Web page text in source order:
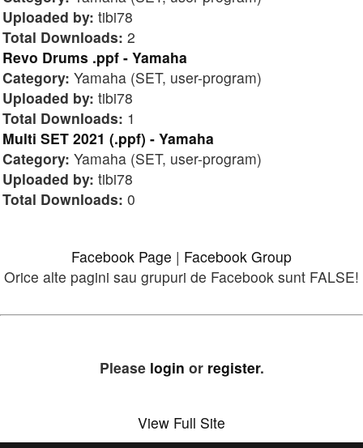
Uploaded by: tibi78
Total Downloads: 2
Revo Drums .ppf - Yamaha
Category: Yamaha (SET, user-program)
Uploaded by: tibi78
Total Downloads: 1
Multi SET 2021 (.ppf) - Yamaha
Category: Yamaha (SET, user-program)
Uploaded by: tibi78
Total Downloads: 0
Facebook Page | Facebook Group
Orice alte pagini sau grupuri de Facebook sunt FALSE!
Please login or register.
View Full Site